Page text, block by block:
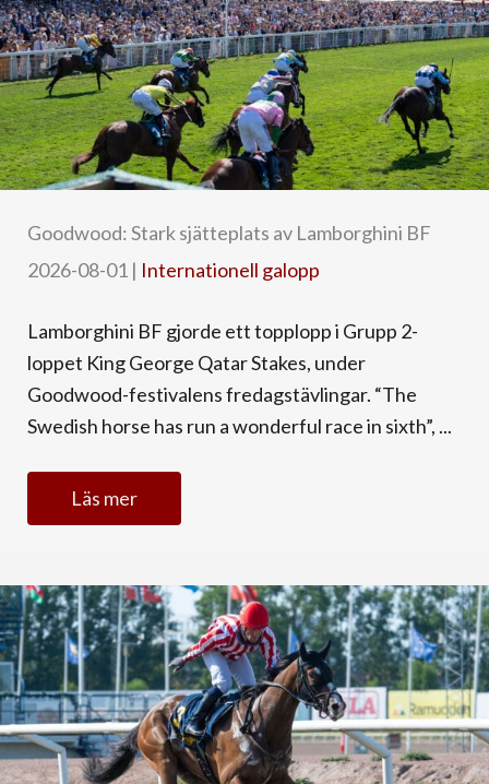
Goodwood: Stark sjätteplats av Lamborghini BF
2026-08-01 | Internationell galopp
Lamborghini BF gjorde ett topplopp i Grupp 2-
loppet King George Qatar Stakes, under
Goodwood-festivalens fredagstävlingar. “The
Swedish horse has run a wonderful race in sixth”, ...
Läs mer